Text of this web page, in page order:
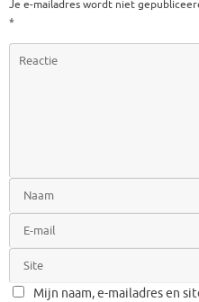
Je e-mailadres wordt niet
*
Mijn naam, e-mailadres en